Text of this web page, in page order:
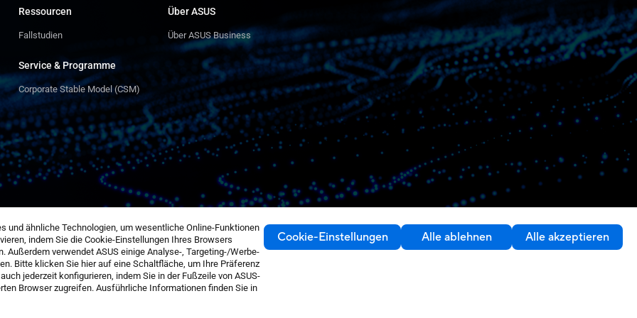
und ähnliche Technologien, um wesentliche Online-Funktionen
indem Sie die Cookie-Einstellungen Ihres Browsers
verwendet ASUS einige Analyse-, Targeting-/Werbe-
Bitte klicken Sie hier auf eine Schaltfläche, um Ihre Präferenz
jederzeit konfigurieren, indem Sie in der Fußzeile von ASUS-
Browser zugreifen. Ausführliche Informationen finden Sie in
Cookie-Einstellungen Alle ablehnen Alle akzeptieren
Ressourcen
Fallstudien
Service & Programme
Corporate Stable Model (CSM)
Über ASUS
Über ASUS Business